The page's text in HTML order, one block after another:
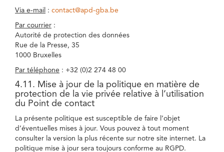
Via e-mail : contact@apd-gba.be
Par courrier :
Autorité de protection des données
Rue de la Presse, 35
1000 Bruxelles
Par téléphone : +32 (0)2 274 48 00
4.11. Mise à jour de la politique en matière de
protection de la vie privée relative à l’utilisation
du Point de contact
La présente politique est susceptible de faire l’objet
d’éventuelles mises à jour. Vous pouvez à tout moment
consulter la version la plus récente sur notre site internet. La
politique mise à jour sera toujours conforme au RGPD.